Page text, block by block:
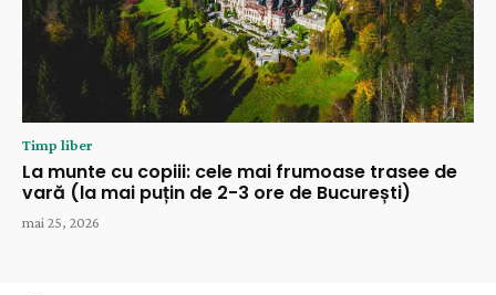
Timp liber
La munte cu copiii: cele mai frumoase trasee de
vară (la mai puțin de 2-3 ore de București)
mai 25, 2026